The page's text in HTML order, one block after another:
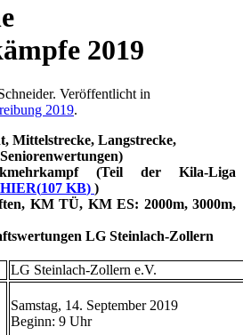
2019
Veröffentlicht in
2019.
Mittelstrecke, Langstrecke,
(Teil der Kila-Liga
(107 KB) )
KM TÜ, KM ES: 2000m, 3000m,
LG Steinlach-Zollern
LG Steinlach-Zollern e.V.
Samstag, 14. September 2019
Beginn: 9 Uhr